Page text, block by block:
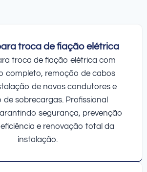
troca de fiação elétrica
troca de fiação elétrica com
completo, remoção de cabos
de novos condutores e
sobrecargas. Profissional
segurança, prevenção
e renovação total da
instalação.